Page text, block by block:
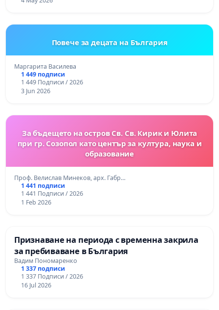
Повече за децата на България
Маргарита Василева
1 449 подписи
1 449 Подписи / 2026
3 Jun 2026
За бъдещето на остров Св. Св. Кирик и Юлита
при гр. Созопол като център за култура, наука и
образование
Проф. Велислав Минеков, арх. Габр…
1 441 подписи
1 441 Подписи / 2026
1 Feb 2026
Признаване на периода с временна закрила
за пребиваване в България
Вадим Пономаренко
1 337 подписи
1 337 Подписи / 2026
16 Jul 2026